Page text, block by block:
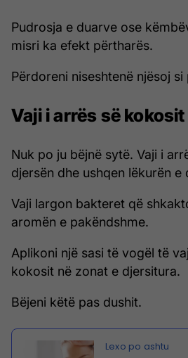
Pudrosja e duarve ose
misri ka efekt përtharës.
Përdoreni niseshtenë njësoj si
Vaji i arrës së kokosit
Nuk po ju bëjnë sytë. Vaji i
djersën dhe ushqen lëkurën e
Vaji largon bakteret që
aromën e pakëndshme.
Aplikoni një sasi të vogël të
kokosit në zonat e djersitura.
Bëjeni këtë pas dushit.